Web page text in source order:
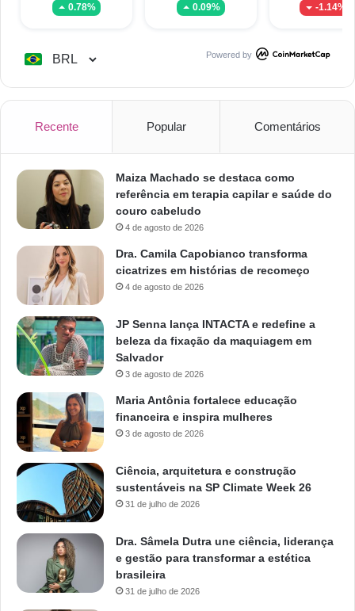
0.78% 0.09% -1.14%
Powered by
Recente Popular Comentários
Maiza Machado se destaca como
referência em terapia capilar e saúde do
couro cabeludo
4 de agosto de 2026
Dra. Camila Capobianco transforma
cicatrizes em histórias de recomeço
4 de agosto de 2026
JP Senna lança INTACTA e redefine a
beleza da fixação da maquiagem em
Salvador
3 de agosto de 2026
Maria Antônia fortalece educação
financeira e inspira mulheres
3 de agosto de 2026
Ciência, arquitetura e construção
sustentáveis na SP Climate Week 26
31 de julho de 2026
Dra. Sâmela Dutra une ciência, liderança
e gestão para transformar a estética
brasileira
31 de julho de 2026